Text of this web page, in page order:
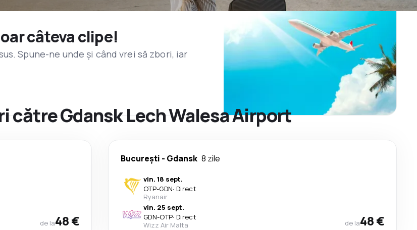
câteva clipe!
Spune-ne unde și când vrei să zbori, iar
către Gdansk Lech Walesa Airport
de la48 €
București - Gdansk 8 zile
vin. 18 sept.
OTP-GDN· Direct
Ryanair
vin. 25 sept.
GDN-OTP· Direct
Wizz Air Malta
de la48 €